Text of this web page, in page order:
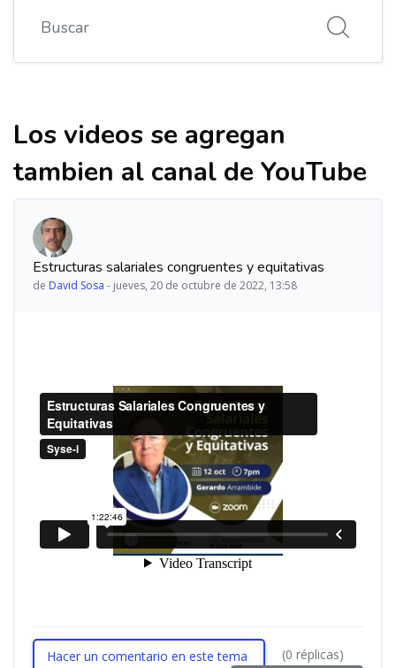
Los videos se agregan
tambien al canal de YouTube
Estructuras salariales congruentes y equitativas
de David Sosa - jueves, 20 de octubre de 2022, 13:58
Hacer un comentario en este tema
(0 réplicas)